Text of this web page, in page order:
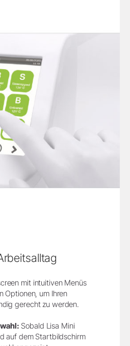
mit intuitiven Menüs
Optionen, um Ihren
gerecht zu werden.
Sobald Lisa Mini
auf dem Startbildschirm